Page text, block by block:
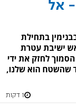
- אל
בתחילת
ישיבת עטרת
לחזק את ידי
שהשטח הוא שלנו,
1 דקות